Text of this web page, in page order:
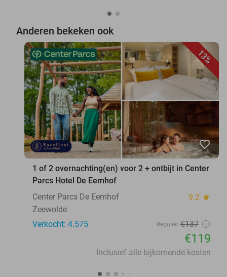
Anderen bekeken ook
13%
favorite_border
1 of 2 overnachting(en) voor 2 + ontbijt in Center
Parcs Hotel De Eemhof
Center Parcs De Eemhof
9.2 star
Zeewolde
Verkocht: 4.575
Regulier €137
€119
Inclusief alle bijkomende kosten